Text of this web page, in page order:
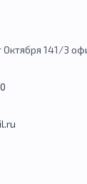
Октября 141/3